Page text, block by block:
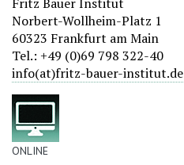
Norbert-Wollheim-Platz 1
60323 Frankfurt am Main
Tel.: +49 (0)69 798 322-40
info(at)fritz-bauer-institut.de
ONLINE